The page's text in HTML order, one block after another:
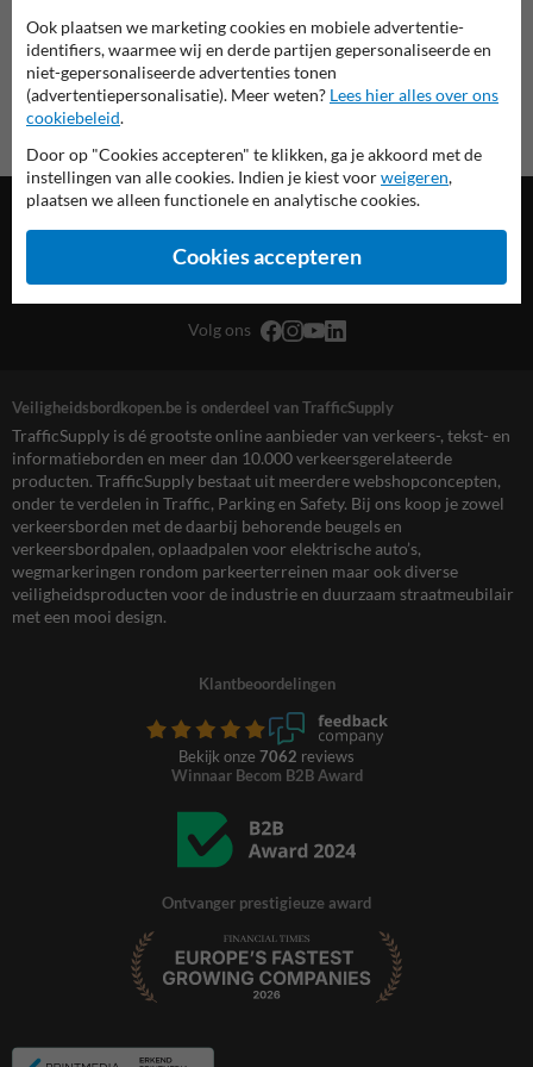
TrafficSupply Belgium B.V.,Kieleberg 4D,Bilzen-Hoeselt, BE
Volg ons
Veiligheidsbordkopen.be is onderdeel van TrafficSupply
TrafficSupply is dé grootste online aanbieder van verkeers-, tekst- en
informatieborden en meer dan 10.000 verkeersgerelateerde
producten. TrafficSupply bestaat uit meerdere webshopconcepten,
onder te verdelen in Traffic, Parking en Safety. Bij ons koop je zowel
verkeersborden met de daarbij behorende beugels en
verkeersbordpalen, oplaadpalen voor elektrische auto’s,
wegmarkeringen rondom parkeerterreinen maar ook diverse
veiligheidsproducten voor de industrie en duurzaam straatmeubilair
met een mooi design.
Klantbeoordelingen
Bekijk onze 7062 reviews
Winnaar Becom B2B Award
Ontvanger prestigieuze award
Ook plaatsen we marketing cookies en mobiele advertentie-
identifiers, waarmee wij en derde partijen gepersonaliseerde en
niet-gepersonaliseerde advertenties tonen
(advertentiepersonalisatie). Meer weten? Lees hier alles over ons
cookiebeleid.
Door op "Cookies accepteren" te klikken, ga je akkoord met de
instellingen van alle cookies. Indien je kiest voorweigeren,
plaatsen we alleen functionele en analytische cookies.
Cookies accepteren